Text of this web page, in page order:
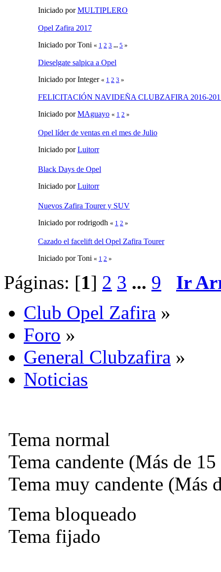
Iniciado porMULTIPLERO
Opel Zafira 2017
Iniciado por Toni « 1 2 3 ... 5 »
Dieselgate salpica a Opel
Iniciado por Integer « 1 2 3 »
FELICITACIÓN NAVIDEÑA CLUBZAFIRA 2016-
Iniciado porMAguayo « 1 2 »
Opel líder de ventas en el mes de Julio
Iniciado porLuitorr
Black Days de Opel
Iniciado porLuitorr
Nuevos Zafira Tourer y SUV
Iniciado por rodrigodh « 1 2 »
Cazado el facelift del Opel Zafira Tourer
Iniciado por Toni « 1 2 »
Páginas: [1] 2 3 ... 9
Ir
Club Opel Zafira »
Foro »
General Clubzafira »
Noticias
Tema normal
Tema candente (Más de 15
Tema muy candente (Más
Tema bloqueado
Tema fijado